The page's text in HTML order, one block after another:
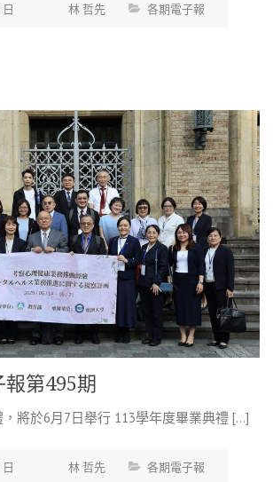
林 哲先 各期電子報
第495期
將於6月7日舉行 113學年度畢業典禮 […]
林 哲先 各期電子報